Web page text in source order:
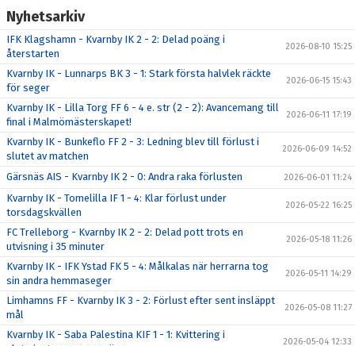
Nyhetsarkiv
IFK Klagshamn - Kvarnby IK 2 - 2: Delad poäng i
återstarten
2026-08-10 15:25
Kvarnby IK - Lunnarps BK 3 - 1: Stark första halvlek räckte
för seger
2026-06-15 15:43
Kvarnby IK - Lilla Torg FF 6 - 4 e. str (2 - 2): Avancemang till
final i Malmömästerskapet!
2026-06-11 17:19
Kvarnby IK - Bunkeflo FF 2 - 3: Ledning blev till förlust i
slutet av matchen
2026-06-09 14:52
Gärsnäs AIS - Kvarnby IK 2 - 0: Andra raka förlusten 2026-06-01 11:24
Kvarnby IK - Tomelilla IF 1 - 4: Klar förlust under
torsdagskvällen
2026-05-22 16:25
FC Trelleborg - Kvarnby IK 2 - 2: Delad pott trots en
utvisning i 35 minuter
2026-05-18 11:26
Kvarnby IK - IFK Ystad FK 5 - 4: Målkalas när herrarna tog
sin andra hemmaseger
2026-05-11 14:29
Limhamns FF - Kvarnby IK 3 - 2: Förlust efter sent insläppt
mål
2026-05-08 11:27
Kvarnby IK - Saba Palestina KIF 1 - 1: Kvittering i
2026-05-04 12:33